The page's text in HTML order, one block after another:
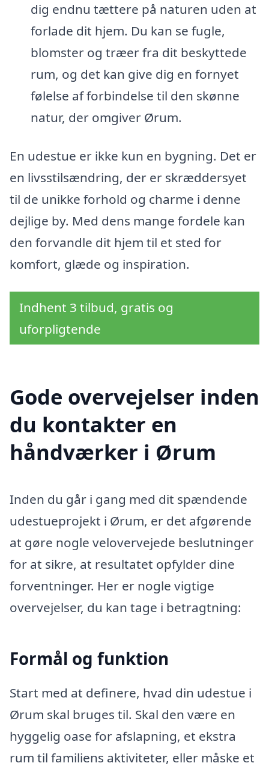
dig endnu tættere på naturen uden at
forlade dit hjem. Du kan se fugle,
blomster og træer fra dit beskyttede
rum, og det kan give dig en fornyet
følelse af forbindelse til den skønne
natur, der omgiver Ørum.
En udestue er ikke kun en bygning. Det er
en livsstilsændring, der er skræddersyet
til de unikke forhold og charme i denne
dejlige by. Med dens mange fordele kan
den forvandle dit hjem til et sted for
komfort, glæde og inspiration.
Indhent 3 tilbud, gratis og
uforpligtende
Gode overvejelser inden
du kontakter en
håndværker i Ørum
Inden du går i gang med dit spændende
udestueprojekt i Ørum, er det afgørende
at gøre nogle velovervejede beslutninger
for at sikre, at resultatet opfylder dine
forventninger. Her er nogle vigtige
overvejelser, du kan tage i betragtning:
Formål og funktion
Start med at definere, hvad din udestue i
Ørum skal bruges til. Skal den være en
hyggelig oase for afslapning, et ekstra
rum til familiens aktiviteter, eller måske et